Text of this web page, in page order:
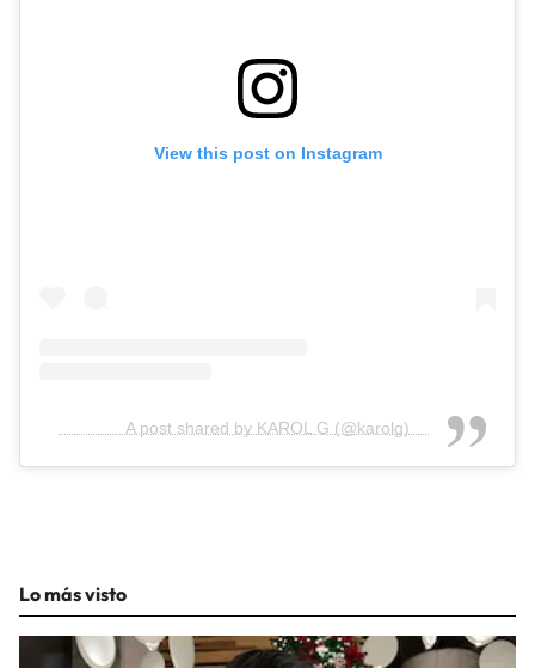
View this post on Instagram
A post shared by KAROL G (@karolg)
Lo más visto